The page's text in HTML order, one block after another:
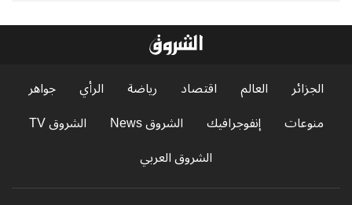
الجزائر العالم اقتصاد رياضة الرأي
جواهر
منوعات
إنفوجرافيك الشروق News
الشروق TV
الشروق العربي